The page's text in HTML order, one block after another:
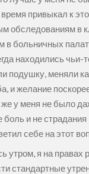
привыкал к
обследованиям в
в больничных
находились
подушку, меняли
и желание
у меня не было
боль и не
себе на этот
утром, я на правах
стандартные